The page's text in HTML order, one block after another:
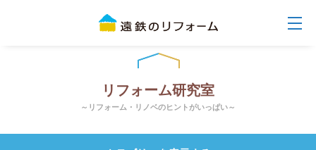
リフォーム研究室
～リフォーム・リノベのヒントがいっぱい～